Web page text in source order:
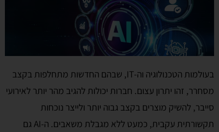
בעולמות הטכנולוגיה וה-IT, שבהם החדשות מתחלפות בקצב
מסחרר, זהו יתרון עצום. חברות יכולות להגיב מהר יותר לאירועי
סייבר, להשיק מוצרים בקצב גבוה יותר ולייצר נוכחות
תקשורתית עקבית, כמעט ללא מגבלת משאבים. ה-AI גם